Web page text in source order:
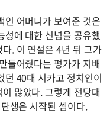
인 어머니가 보여준 것은
에 대한 신념을 공유했
. 이 연설은 4년 뒤 그가
들어줬다는 평가가 지배
던 40대 시카고 정치인이
많았다. 그렇게 전당대
생은 시작된 셈이다.